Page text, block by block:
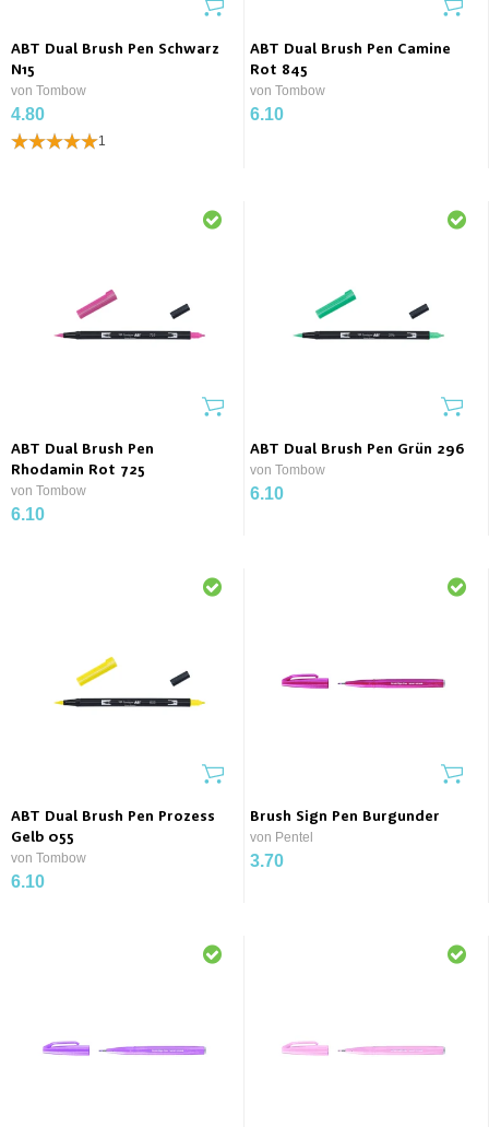
ABT Dual Brush Pen Schwarz
N15
von Tombow
4.80
1
ABT Dual Brush Pen Camine
Rot 845
von Tombow
6.10
ABT Dual Brush Pen
Rhodamin Rot 725
von Tombow
6.10
ABT Dual Brush Pen Grün 296
von Tombow
6.10
ABT Dual Brush Pen Prozess
Gelb 055
von Tombow
6.10
Brush Sign Pen Burgunder
von Pentel
3.70